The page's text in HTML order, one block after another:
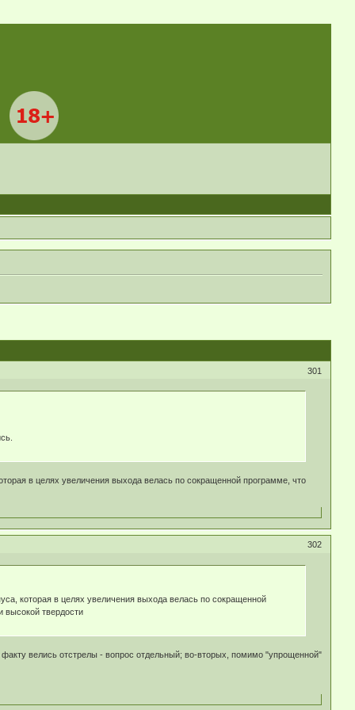
301
в целях увеличения выхода велась по сокращенной программе, что
302
которая в целях увеличения выхода велась по сокращенной
высокой твердости
велись отстрелы - вопрос отдельный; во-вторых, помимо "упрощенной"